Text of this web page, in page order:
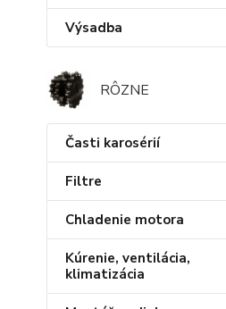
Výsadba
RÔZNE
Časti karosérií
Filtre
Chladenie motora
Kúrenie, ventilácia,
klimatizácia